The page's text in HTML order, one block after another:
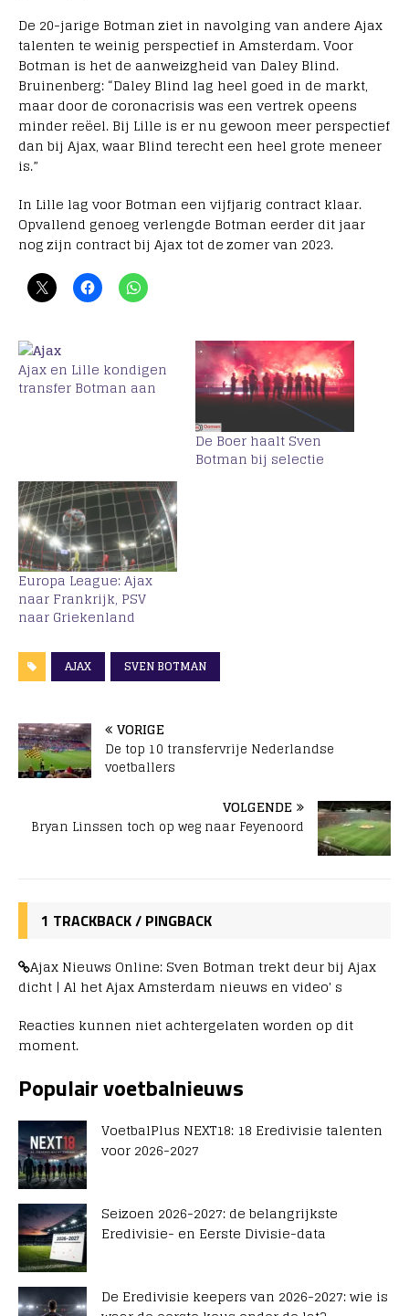
De 20-jarige Botman ziet in navolging van andere Ajax
talenten te weinig perspectief in Amsterdam. Voor
Botman is het de aanweizgheid van Daley Blind.
Bruinenberg: “Daley Blind lag heel goed in de markt,
maar door de coronacrisis was een vertrek opeens
minder reëel. Bij Lille is er nu gewoon meer perspectief
dan bij Ajax, waar Blind terecht een heel grote meneer
is.”
In Lille lag voor Botman een vijfjarig contract klaar.
Opvallend genoeg verlengde Botman eerder dit jaar
nog zijn contract bij Ajax tot de zomer van 2023.
Ajax en Lille kondigen
transfer Botman aan
De Boer haalt Sven
Botman bij selectie
Europa League: Ajax
naar Frankrijk, PSV
naar Griekenland
AJAX SVEN BOTMAN
VORIGE
De top 10 transfervrije Nederlandse
voetballers
VOLGENDE
Bryan Linssen toch op weg naar Feyenoord
1 TRACKBACK / PINGBACK
Ajax Nieuws Online: Sven Botman trekt deur bij Ajax
dicht | Al het Ajax Amsterdam nieuws en video' s
Reacties kunnen niet achtergelaten worden op dit
moment.
Populair voetbalnieuws
VoetbalPlus NEXT18: 18 Eredivisie talenten
voor 2026-2027
Seizoen 2026-2027: de belangrijkste
Eredivisie- en Eerste Divisie-data
De Eredivisie keepers van 2026-2027: wie is